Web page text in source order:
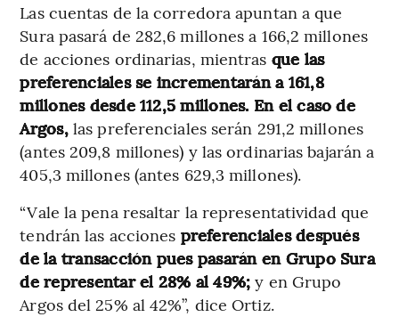
Las cuentas de la corredora apuntan a que
Sura pasará de 282,6 millones a 166,2 millones
de acciones ordinarias, mientras que las
preferenciales se incrementarán a 161,8
millones desde 112,5 millones. En el caso de
Argos,las preferenciales serán 291,2 millones
(antes 209,8 millones) y las ordinarias bajarán a
405,3 millones (antes 629,3 millones).
“Vale la pena resaltar la representatividad que
tendrán las acciones preferenciales después
de la transacción pues pasarán en Grupo Sura
de representar el 28% al 49%; y en Grupo
Argos del 25% al 42%”, dice Ortiz.